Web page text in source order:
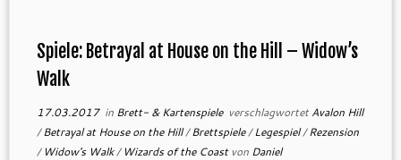
Spiele: Betrayal at House on the Hill – Widow’s
Walk
17.03.2017in Brett- & Kartenspiele verschlagwortetAvalon Hill
/Betrayal at House on the Hill/Brettspiele/Legespiel/Rezension
/ Widow's Walk/ Wizards of the Coast von Daniel